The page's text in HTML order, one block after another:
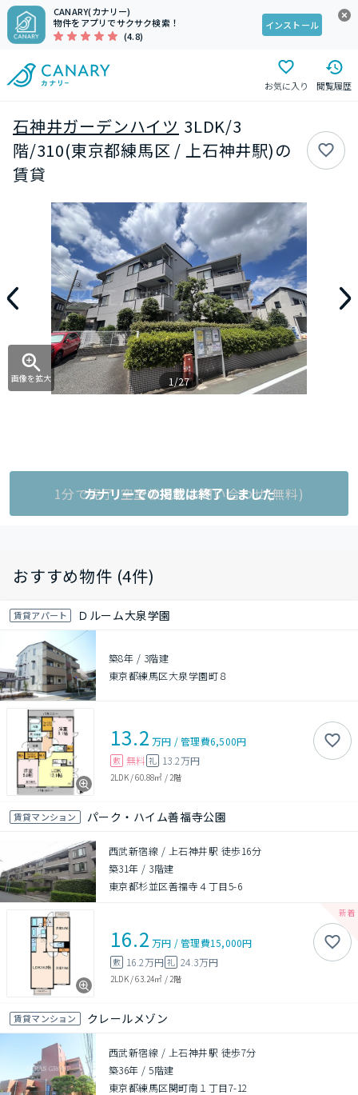
CANARY(カナリー)
物件をアプリでサクサク検索！
(4.8)
インストール
お気に入り 閲覧履歴
石神井ガーデンハイツ 3LDK/3
階/310(東京都練馬区 / 上石神井駅)の
賃貸
画像を拡大 1/27
1分で完了!空室状況をお問い合わせ(無料)
カナリーでの掲載は終了しました
おすすめ物件 (4件)
賃貸アパート Ｄルーム大泉学園
築8年 / 3階建
東京都練馬区大泉学園町８
13.2 万円 /管理費6,500円
敷 無料 礼 13.2万円
2LDK/60.88㎡ / 2階
賃貸マンション パーク・ハイム善福寺公園
西武新宿線 / 上石神井駅 徒歩16分
築31年 / 3階建
東京都杉並区善福寺４丁目5-6
16.2 万円 /管理費15,000円
敷 16.2万円 礼 24.3万円
2LDK/63.24㎡ / 2階
賃貸マンション クレールメゾン
西武新宿線 / 上石神井駅 徒歩7分
築36年 /5階建
東京都練馬区関町南１丁目7-12